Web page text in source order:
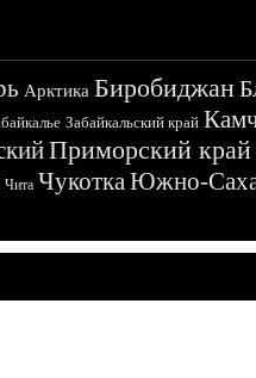
Арктика Биробиджан
Забайкальский край
Приморский край
Чита ЧукоткаЮжно-